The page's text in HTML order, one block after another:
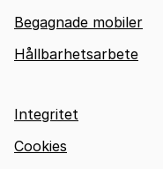
Begagnade mobiler
Hållbarhetsarbete
Integritet
Cookies